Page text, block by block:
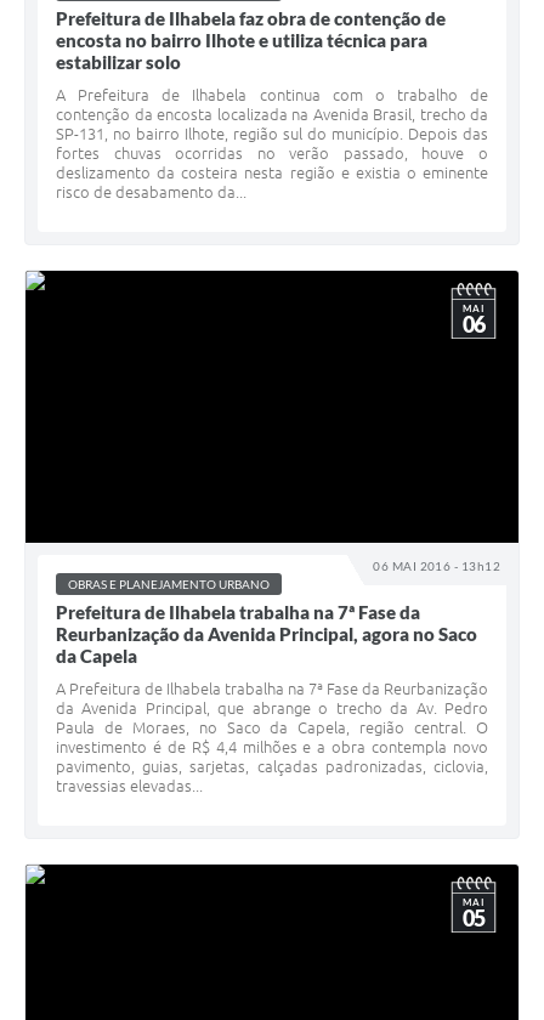
Prefeitura de Ilhabela faz obra de contenção de
encosta no bairro Ilhote e utiliza técnica para
estabilizar solo
A Prefeitura de Ilhabela continua com o trabalho de
contenção da encosta localizada na Avenida Brasil, trecho da
SP-131, no bairro Ilhote, região sul do município. Depois das
fortes chuvas ocorridas no verão passado, houve o
deslizamento da costeira nesta região e existia o eminente
risco de desabamento da...
06 MAI 2016 - 13h12
MAI
06
OBRAS E PLANEJAMENTO URBANO
Prefeitura de Ilhabela trabalha na 7ª Fase da
Reurbanização da Avenida Principal, agora no Saco
da Capela
A Prefeitura de Ilhabela trabalha na 7ª Fase da Reurbanização
da Avenida Principal, que abrange o trecho da Av. Pedro
Paula de Moraes, no Saco da Capela, região central. O
investimento é de R$ 4,4 milhões e a obra contempla novo
pavimento, guias, sarjetas, calçadas padronizadas, ciclovia,
travessias elevadas...
MAI
05